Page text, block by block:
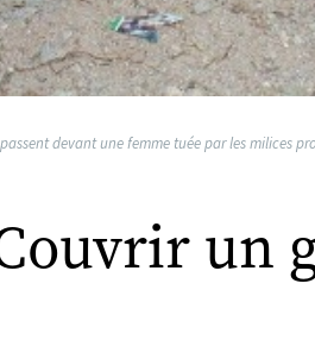
devant une femme tuée par les milices
un